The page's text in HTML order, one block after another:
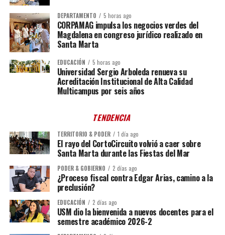
DEPARTAMENTO 5 horas ago
CORPAMAG impulsa los negocios verdes del
Magdalena en congreso jurídico realizado en
Santa Marta
EDUCACIÓN 5 horas ago
Universidad Sergio Arboleda renueva su
Acreditación Institucional de Alta Calidad
Multicampus por seis años
TENDENCIA
TERRITORIO & PODER 1 día ago
El rayo del CortoCircuito volvió a caer sobre
Santa Marta durante las Fiestas del Mar
PODER & GOBIERNO 2 días ago
¿Proceso fiscal contra Edgar Arias, camino a la
preclusión?
EDUCACIÓN 2 días ago
USM dio la bienvenida a nuevos docentes para el
semestre académico 2026-2